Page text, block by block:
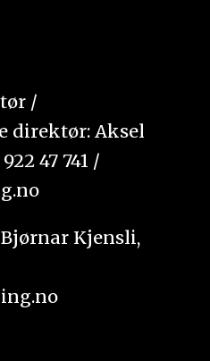
/
direktør: Aksel
47 741 /
Kjensli,